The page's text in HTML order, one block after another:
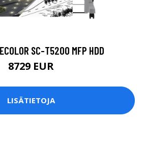
SC-T5200 MFP HDD
8729 EUR
LISÄTIETOJA